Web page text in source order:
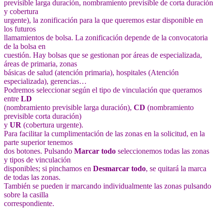
previsible larga duración, nombramiento previsible de corta duración
y cobertura
urgente), la zonificación para la que queremos estar disponible en
los futuros
llamamientos de bolsa. La zonificación depende de la convocatoria
de la bolsa en
cuestión. Hay bolsas que se gestionan por áreas de especializada,
áreas de primaria, zonas
básicas de salud (atención primaria), hospitales (Atención
especializada), gerencias…
Podremos seleccionar según el tipo de vinculación que queramos
entre LD
(nombramiento previsible larga duración), CD (nombramiento
previsible corta duración)
y UR (cobertura urgente).
Para facilitar la cumplimentación de las zonas en la solicitud, en la
parte superior tenemos
dos botones. Pulsando Marcar todo seleccionemos todas las zonas
y tipos de vinculación
disponibles; si pinchamos en Desmarcar todo, se quitará la marca
de todas las zonas.
También se pueden ir marcando individualmente las zonas pulsando
sobre la casilla
correspondiente.